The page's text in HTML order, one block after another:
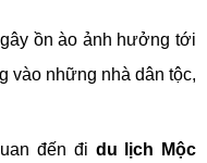
ồn ào ảnh hưởng tới
vào những nhà dân tộc,
đến đi du lịch Mộc